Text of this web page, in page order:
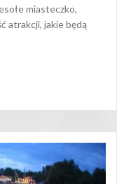
miasteczko,
atrakcji, jakie będą